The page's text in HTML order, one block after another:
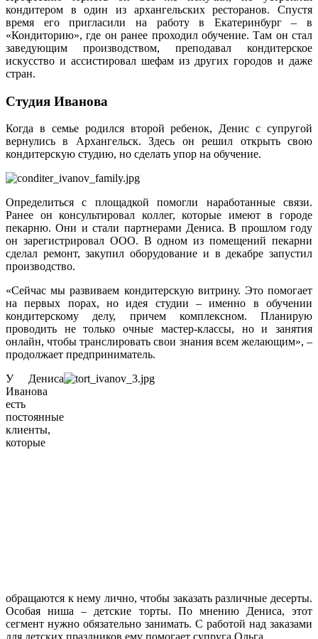
кондитером в один из архангельских ресторанов. Спустя
время его пригласили на работу в Екатеринбург – в
«Кондиторию», где он ранее проходил обучение. Там он стал
заведующим производством, преподавал кондитерское
искусство и ассистировал шефам из других городов и даже
стран.
Студия Иванова
Когда в семье родился второй ребенок, Денис с супругой
вернулись в Архангельск. Здесь он решил открыть свою
кондитерскую студию, но сделать упор на обучение.
Определиться с площадкой помогли наработанные связи.
Ранее он консультировал коллег, которые имеют в городе
пекарню. Они и стали партнерами Дениса. В прошлом году
он зарегистрировал ООО. В одном из помещений пекарни
сделал ремонт, закупил оборудование и в декабре запустил
производство.
«Сейчас мы развиваем кондитерскую витрину. Это помогает
на первых порах, но идея студии – именно в обучении
кондитерскому делу, причем комплексном. Планирую
проводить не только очные мастер-классы, но и занятия
онлайн, чтобы транслировать свои знания всем желающим», –
продолжает предприниматель.
У Дениса
Иванова
есть
постоянные
клиенты,
которые
обращаются к нему лично, чтобы заказать различные десерты.
Особая ниша – детские торты. По мнению Дениса, этот
сегмент нужно обязательно занимать. С работой над заказами